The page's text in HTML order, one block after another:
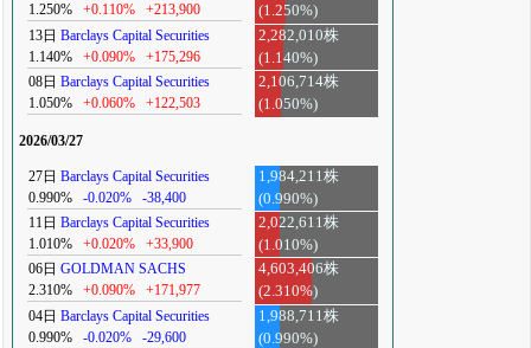
1.250%
+0.110% +213,900
(1.250%)
13日 Barclays Capital Securities
1.140%
+0.090% +175,296
2,282,010株
(1.140%)
08日 Barclays Capital Securities
1.050%
+0.060% +122,503
2,106,714株
(1.050%)
2026/03/27
27日 Barclays Capital Securities
0.990%
-0.020% -38,400
1,984,211株
(0.990%)
11日 Barclays Capital Securities
1.010%
+0.020% +33,900
2,022,611株
(1.010%)
06日 GOLDMAN SACHS
2.310%
+0.090% +171,977
4,603,406株
(2.310%)
04日 Barclays Capital Securities
0.990%
-0.020% -29,600
1,988,711株
(0.990%)